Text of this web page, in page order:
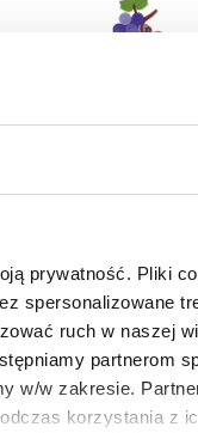
prywatność. Pliki
spersonalizowane
ruch w naszej
partnerom
w/w zakresie.
korzystania z